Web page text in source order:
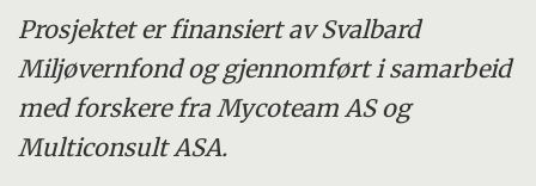
som ikke smelter to følgende somrer eller
mer, er det permafrost.
På grunn av sammenhengen mellom høyde
over havet og lufttemperatur og breddegrad
Prosjektet er finansiert av Svalbard
Miljøvernfond og gjennomført i samarbeid
med forskere fra Mycoteam AS og
Multiconsult ASA.